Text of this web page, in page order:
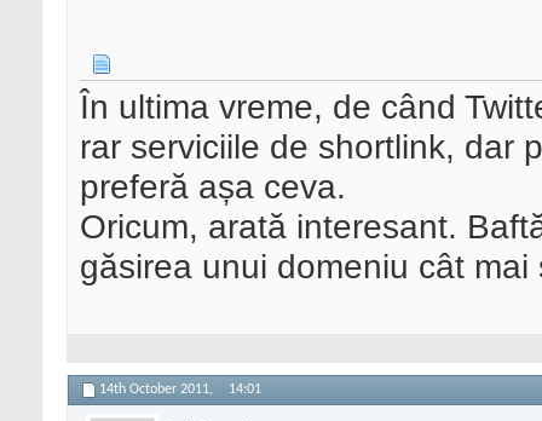
În ultima vreme, de când
rar serviciile de shortlink, dar
preferă așa ceva.
Oricum, arată interesant.
găsirea unui domeniu cât
14th October 2011, 14:01